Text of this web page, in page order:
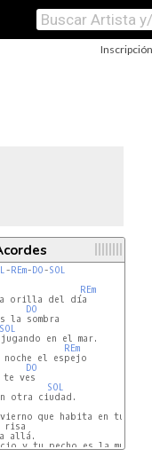
Inscripción
-REm-DO-SOL
REm
la orilla del día
DO
la sombra
SOL
en el mar.
REm
noche el espejo
DO
te ves
SOL
otra ciudad.
que habita en tus ojos
risa
allá.
y tu pecho es la muerte